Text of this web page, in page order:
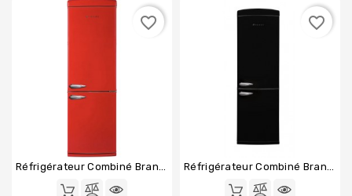
Réfrigérateur Combiné Brandt BVC8661NR
favorite_border
Réfrigérateur Combiné Brandt BVC8661NA
favorite_border